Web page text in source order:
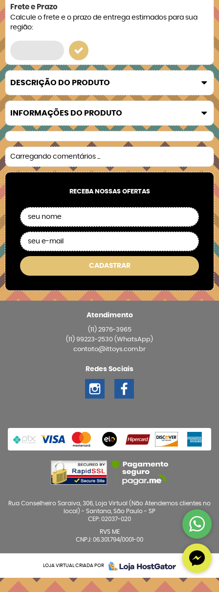
Frete e Prazo
Calcule o frete e o prazo de entrega estimados para sua
região:
DESCRIÇÃO DO PRODUTO
INFORMAÇÕES DO PRODUTO
Carregando comentários ...
RECEBA NOSSAS OFERTAS
CADASTRAR
Atendimento
(11)2976-3965
(11) 99223-2530 (WhatsApp)
contato@ittoys.com.br
Redes Sociais
Rua Conselheiro Saraiva, 306, Loja Virtual (Não Atendemos clientes no
local) - Santana, São Paulo - SP
CEP: 02037-020
RVS ME
CNPJ: 06.301.794/0001-00
LOJA VIRTUAL CRIADA POR